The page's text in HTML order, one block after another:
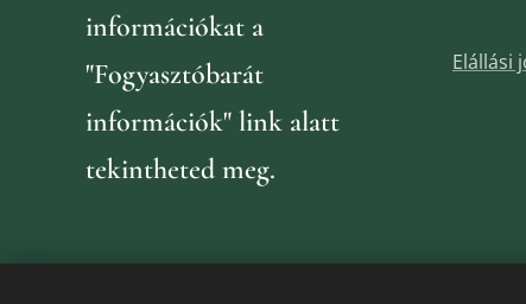
információkat a
"Fogyasztóbarát
információk" link alatt
tekintheted meg.
Elállási